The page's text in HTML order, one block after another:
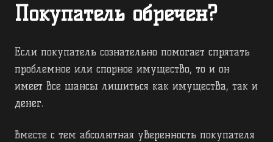
Покупатель обречен?
Если покупатель сознательно помогает спрятать
проблемное или спорное имущество, то и он
имеет все шансы лишиться как имущества, так и
денег.
Вместе с тем абсолютная уверенность покупателя